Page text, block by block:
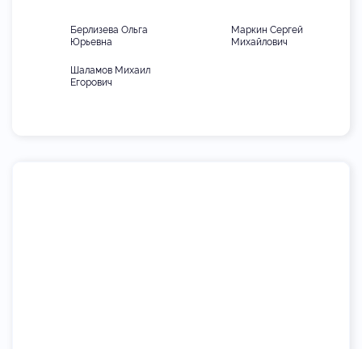
Берлизева Ольга
Юрьевна
Маркин Сергей
Михайлович
Шаламов Михаил
Егорович